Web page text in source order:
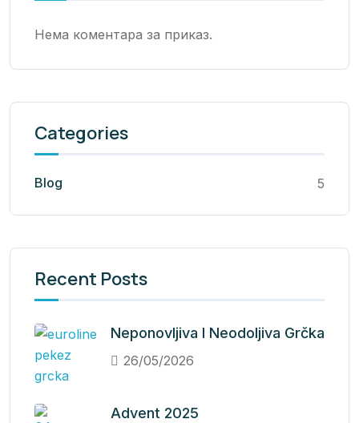
Нема коментара за приказ.
Categories
Blog 5
Recent Posts
Neponovljiva I Neodoljiva Grčka
26/05/2026
Advent 2025